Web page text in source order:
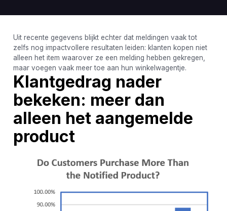
Uit recente gegevens blijkt echter dat meldingen vaak tot
zelfs nog impactvollere resultaten leiden: klanten kopen niet
alleen het item waarover ze een melding hebben gekregen,
maar voegen vaak meer toe aan hun winkelwagentje.
Klantgedrag nader
bekeken: meer dan
alleen het aangemelde
product